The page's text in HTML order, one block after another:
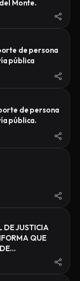
Monte.
de persona
pública
de persona
pública.
DE JUSTICIA
QUE
DELITO DE